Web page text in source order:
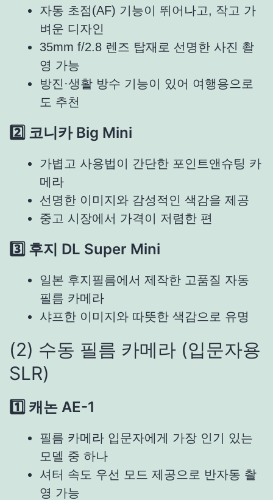
자동 초점(AF) 기능이 뛰어나고, 작고 가
벼운 디자인
35mm f/2.8 렌즈 탑재로 선명한 사진 촬
영 가능
방진·생활 방수 기능이 있어 여행용으로
도 추천
2️⃣ 코니카 Big Mini
가볍고 사용법이 간단한 포인트앤슈팅 카
메라
선명한 이미지와 감성적인 색감을 제공
중고 시장에서 가격이 저렴한 편
3️⃣ 후지 DL Super Mini
일본 후지필름에서 제작한 고품질 자동
필름 카메라
샤프한 이미지와 따뜻한 색감으로 유명
(2) 수동 필름 카메라 (입문자용
SLR)
1️⃣ 캐논 AE-1
필름 카메라 입문자에게 가장 인기 있는
모델 중 하나
셔터 속도 우선 모드 제공으로 반자동 촬
영 가능